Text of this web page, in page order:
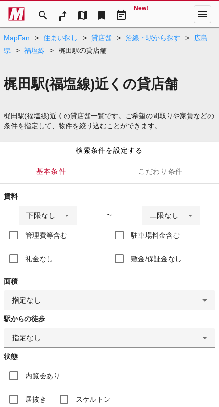
search map bookmark event_note
New! menu
MapFan > 住まい探し > 貸店舗 > 沿線・駅から探す >
広島
県
> 福塩線 > 梶田駅の貸店舗
梶田駅(福塩線)近くの貸店舗
梶田駅(福塩線)近くの貸店舗一覧です。ご希望の間取りや家賃などの
条件を指定して、物件を絞り込むことができます。
検索条件を設定する
基本条件 こだわり条件
賃料
下限なし 〜 上限なし
管理費等含む 駐車場料金含む
礼金なし 敷金/保証金なし
面積
指定なし
駅からの徒歩
指定なし
状態
内覧会あり
居抜き スケルトン